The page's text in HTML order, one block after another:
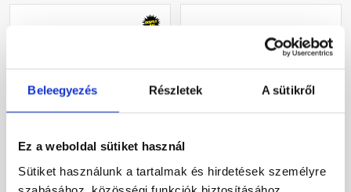
Beleegyezés Részletek A sütikről
Ez a weboldal sütiket használ
Sütiket használunk a tartalmak és hirdetések személyre
szabásához, közösségi funkciók biztosításához,
Terrán Rundo alapcserép
mars matt